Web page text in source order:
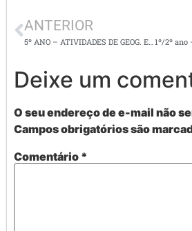
ANTERIOR
Deixe um
O seu endereço de e-mail não
Campos obrigatórios são
Comentário *